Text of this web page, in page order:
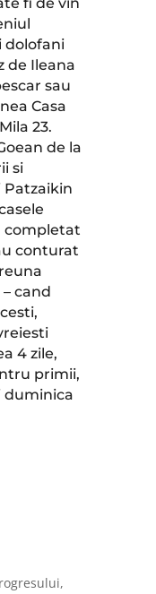
dolofani
de Ileana
sau
Casa
23.
de la
si
completat
conturat
cand
4 zile,
primii,
duminica